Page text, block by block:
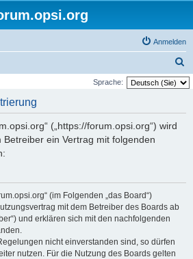
Anmelden
u
Sprache:
(„https://forum.opsi.org“) wird
ein Vertrag mit folgenden
(im Folgenden „das Board“)
mit dem Betreiber des Boards ab
und erklären sich mit den nachfolgenden
nicht einverstanden sind, so dürfen
nutzen. Für die Nutzung des Boards gelten